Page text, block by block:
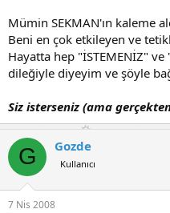
Mümin SEKMAN'ın kaleme
Beni en çok etkileyen ve
Hayatta hep "İSTEMENİZ" ve
dileğiyle diyeyim ve şöyle
Siz isterseniz (ama
G Gozde
Kullanıcı
7 Nis 2008